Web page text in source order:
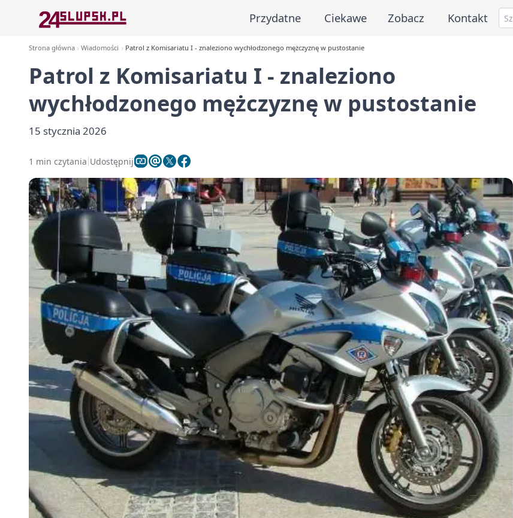
Przydatne Ciekawe Zobacz Kontakt
Strona główna Wiadomości Patrol z Komisariatu I - znaleziono wychłodzonego mężczyznę w pustostanie
Patrol z Komisariatu I - znaleziono
wychłodzonego mężczyznę w pustostanie
15 stycznia 2026
1 min czytania Udostępnij